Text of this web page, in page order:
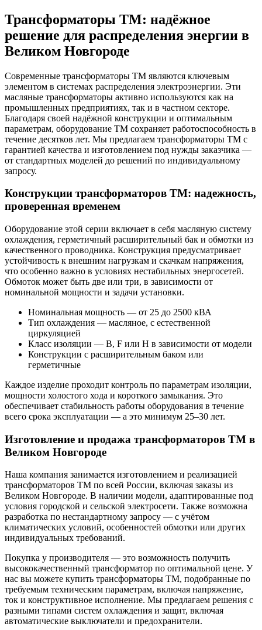
Трансформаторы ТМ: надёжное
решение для распределения энергии в
Великом Новгороде
Современные трансформаторы ТМ являются ключевым
элементом в системах распределения электроэнергии. Эти
масляные трансформаторы активно используются как на
промышленных предприятиях, так и в частном секторе.
Благодаря своей надёжной конструкции и оптимальным
параметрам, оборудование ТМ сохраняет работоспособность в
течение десятков лет. Мы предлагаем трансформаторы ТМ с
гарантией качества и изготовлением под нужды заказчика —
от стандартных моделей до решений по индивидуальному
запросу.
Конструкции трансформаторов ТМ: надежность,
проверенная временем
Оборудование этой серии включает в себя масляную систему
охлаждения, герметичный расширительный бак и обмотки из
качественного проводника. Конструкция предусматривает
устойчивость к внешним нагрузкам и скачкам напряжения,
что особенно важно в условиях нестабильных энергосетей.
Обмоток может быть две или три, в зависимости от
номинальной мощности и задачи установки.
Номинальная мощность — от 25 до 2500 кВА
Тип охлаждения — масляное, с естественной
циркуляцией
Класс изоляции — В, F или H в зависимости от модели
Конструкции с расширительным баком или
герметичные
Каждое изделие проходит контроль по параметрам изоляции,
мощности холостого хода и короткого замыкания. Это
обеспечивает стабильность работы оборудования в течение
всего срока эксплуатации — а это минимум 25–30 лет.
Изготовление и продажа трансформаторов ТМ в
Великом Новгороде
Наша компания занимается изготовлением и реализацией
трансформаторов ТМ по всей России, включая заказы из
Великом Новгороде. В наличии модели, адаптированные под
условия городской и сельской электросети. Также возможна
разработка по нестандартному запросу — с учётом
климатических условий, особенностей обмотки или других
индивидуальных требований.
Покупка у производителя — это возможность получить
высококачественный трансформатор по оптимальной цене. У
нас вы можете купить трансформаторы ТМ, подобранные по
требуемым техническим параметрам, включая напряжение,
ток и конструктивное исполнение. Мы предлагаем решения с
разными типами систем охлаждения и защит, включая
автоматические выключатели и предохранители.